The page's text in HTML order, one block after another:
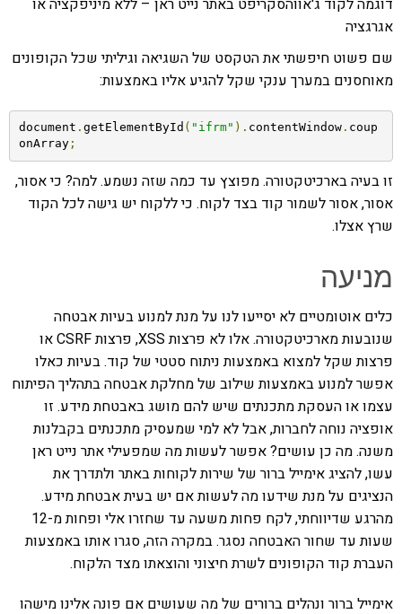
אגרגציה
שם פשוט חיפשתי את הטקסט של השגיאה וגיליתי שכל הקופונים
מאוחסנים במערך ענקי שקל להגיע אליו באמצעות:
document . getElementById ( "ifrm" ). contentWindow. coup
onArray;
זו בעיה בארכיטקטורה. מפוצץ עד כמה שזה נשמע. למה? כי אסור,
אסור, אסור לשמור קוד בצד לקוח. כי ללקוח יש גישה לכל הקוד
שרץ אצלו.
מניעה
כלים אוטומטיים לא יסייעו לנו על מנת למנוע בעיות אבטחה
שנובעות מארכיטקטורה. אלו לא פרצות XSS, פרצות CSRF או
פרצות שקל למצוא באמצעות ניתוח סטטי של קוד. בעיות כאלו
אפשר למנוע באמצעות שילוב של מחלקת אבטחה בתהליך הפיתוח
עצמו או העסקת מתכנתים שיש להם מושג באבטחת מידע. זו
אופציה נוחה לחברות, אבל לא למי שמעסיק מתכנתים בקבלנות
משנה. מה כן עושים? אפשר לעשות מה שמפעילי אתר נייט ראן
עשו, להציג אימייל ברור של שירות לקוחות באתר ולתדרך את
הנציגים על מנת שידעו מה לעשות אם יש בעית אבטחת מידע.
מהרגע שדיווחתי, לקח פחות משעה עד שחזרו אלי ופחות מ-12
שעות עד שחור האבטחה נסגר. במקרה הזה, סגרו אותו באמצעות
העברת קוד הקופונים לשרת חיצוני והוצאתו מצד הלקוח.
אימייל ברור ונהלים ברורים של מה שעושים אם פונה אלינו מישהו